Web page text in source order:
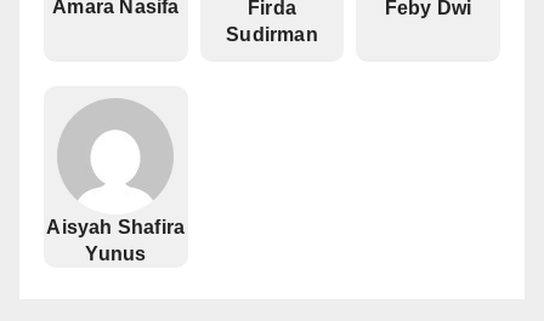
Amara Nasifa
Firda
Sudirman
Feby Dwi
Aisyah Shafira
Yunus